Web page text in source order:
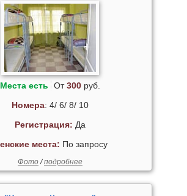
Места есть От300руб.
Номера: 4/ 6/ 8/ 10
Регистрация: Да
места: По запросу
Фото/подробнее